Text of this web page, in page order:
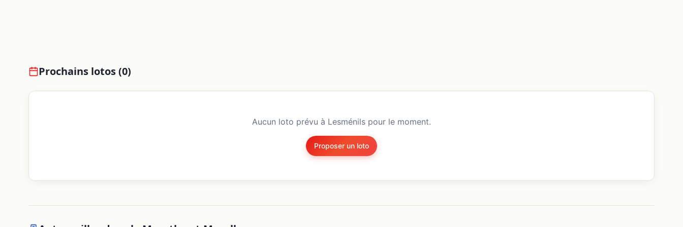
Prochains lotos (0)
Aucun loto prévu à Lesménils pour le moment.
Proposer un loto